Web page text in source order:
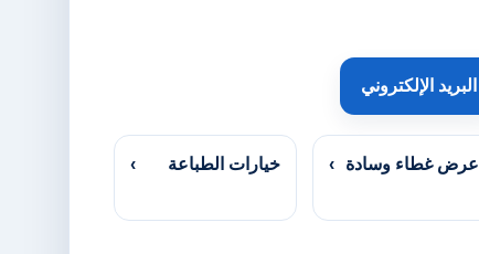
البريد الإلكتروني
عرض غطاء وسادة › خيارات الطباعة ›